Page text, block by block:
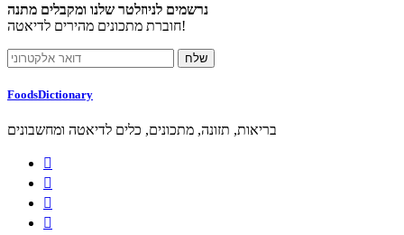
נרשמים לניוזלטר שלנו ומקבלים מתנה
חוברת מתכונים מהירים לדיאטה!
FoodsDictionary
בריאות, תזונה, מתכונים, כלים לדיאטה ומחשבונים



